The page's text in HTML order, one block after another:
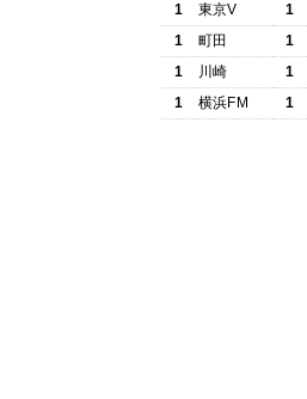
1
東京V 1
1
町田 1
1
川崎 1
1
横浜FM 1